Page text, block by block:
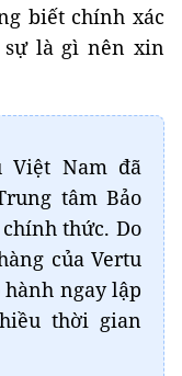
biết chính xác
sự là gì nên xin
Việt Nam đã
tâm Bảo
thức. Do
của Vertu
ngay lập
thời gian